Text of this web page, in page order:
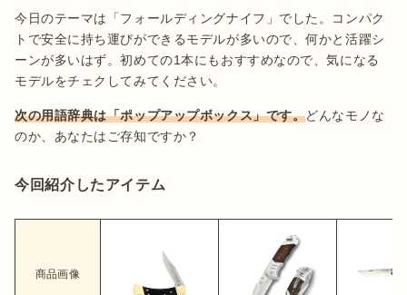
今日のテーマは「フォールディングナイフ」でした。コンパク
トで安全に持ち運びができるモデルが多いので、何かと活躍シ
ーンが多いはず。初めての1本にもおすすめなので、気になる
モデルをチェクしてみてください。
次の用語辞典は「ポップアップボックス」です。どんなモノな
のか、あなたはご存知ですか？
今回紹介したアイテム
商品画像